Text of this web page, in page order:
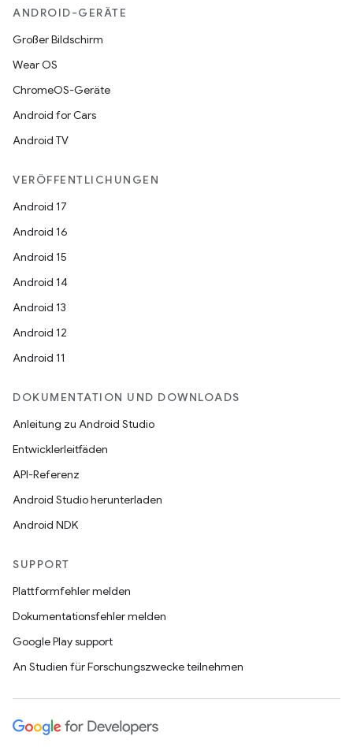
ANDROID-GERÄTE
Großer Bildschirm
Wear OS
ChromeOS-Geräte
Android for Cars
Android TV
VERÖFFENTLICHUNGEN
Android 17
Android 16
Android 15
Android 14
Android 13
Android 12
Android 11
DOKUMENTATION UND DOWNLOADS
Anleitung zu Android Studio
Entwicklerleitfäden
API-Referenz
Android Studio herunterladen
Android NDK
SUPPORT
Plattformfehler melden
Dokumentationsfehler melden
Google Play support
An Studien für Forschungszwecke teilnehmen